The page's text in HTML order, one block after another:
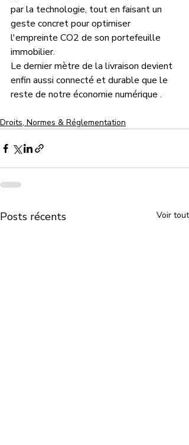
par la technologie, tout en faisant un
geste concret pour optimiser
l'empreinte CO2 de son portefeuille
immobilier.
Le dernier mètre de la livraison devient
enfin aussi connecté et durable que le
reste de notre économie numérique .
Droits, Normes & Réglementation
Posts récents Voir tout